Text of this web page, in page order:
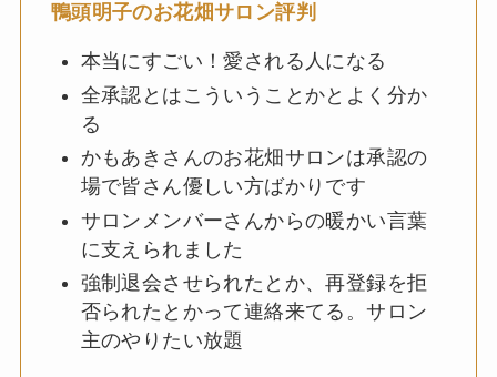
鴨頭明子のお花畑サロン評判
本当にすごい！愛される人になる
全承認とはこういうことかとよく分か
る
かもあきさんのお花畑サロンは承認の
場で皆さん優しい方ばかりです
サロンメンバーさんからの暖かい言葉
に支えられました
強制退会させられたとか、再登録を拒
否られたとかって連絡来てる。サロン
主のやりたい放題